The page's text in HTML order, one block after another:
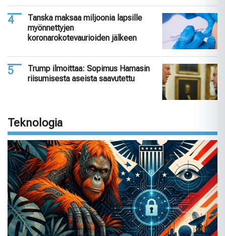
Tanska maksaa miljoonia lapsille
myönnettyjen
koronarokotevaurioiden jälkeen
Trump ilmoittaa: Sopimus Hamasin
riisumisesta aseista saavutettu
Teknologia